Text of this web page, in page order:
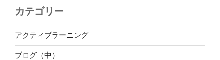
カテゴリー
アクティブラーニング
ブログ（中）